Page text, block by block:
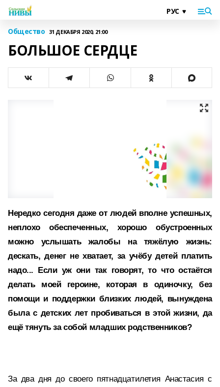
Общество 31 ДЕКАБРЯ 2020, 21:00
БОЛЬШОЕ СЕРДЦЕ
Нередко сегодня даже от людей вполне успешных,
неплохо обеспеченных, хорошо обустроенных
можно услышать жалобы на тяжёлую жизнь:
дескать, денег не хватает, за учёбу детей платить
надо... Если уж они так говорят, то что остаётся
делать моей героине, которая в одиночку, без
помощи и поддержки близких людей, вынуждена
была с детских лет пробиваться в этой жизни, да
ещё тянуть за собой младших родственников?
За два дня до своего пятнадцатилетия Анастасия с